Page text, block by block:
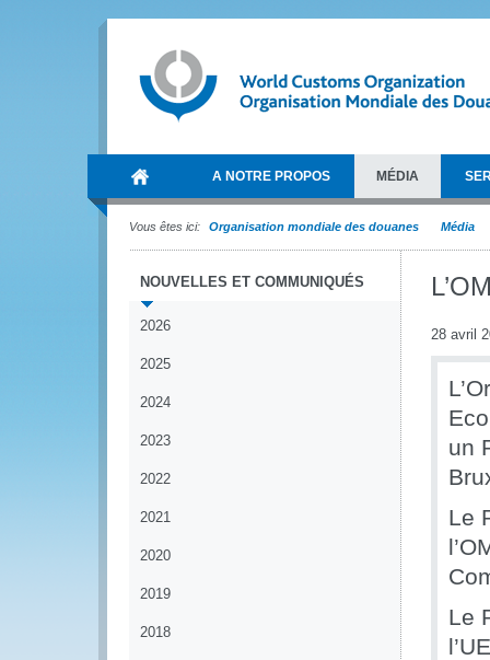
A NOTRE PROPOS MÉDIA
Vous êtes ici: Organisation mondiale des douanes Média
NOUVELLES ET COMMUNIQUÉS
2026
2025
2024
2023
2022
2021
2020
2019
2018
28 avril
un
Le
Le